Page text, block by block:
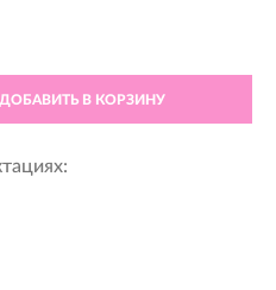
ДОБАВИТЬ В КОРЗИНУ